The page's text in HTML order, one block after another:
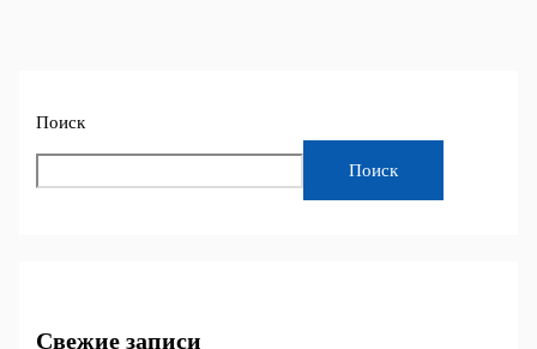
Поиск
Поиск
Свежие записи